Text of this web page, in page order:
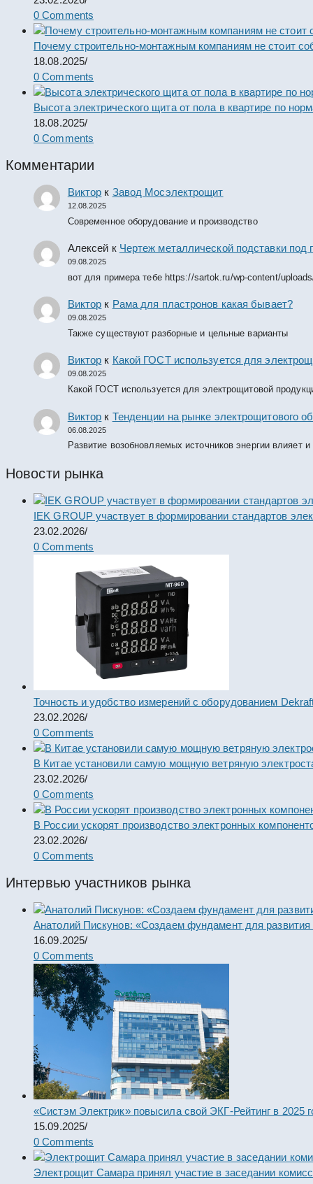
0 Comments
Почему строительно-монтажным компаниям не стоит
18.08.2025/
0 Comments
Высота электрического щита от пола в квартире по
18.08.2025/
0 Comments
Комментарии
Виктор к Завод Мосэлектрощит
12.08.2025
Современное оборудование и производство
Алексей к Чертеж металлической подставки
09.08.2025
вот для примера тебе https://sartok.ru/wp-content/
Виктор к Рама для пластронов какая бывает?
09.08.2025
Также существуют разборные и цельные варианты
Виктор к Какой ГОСТ используется для
09.08.2025
Какой ГОСТ используется для электрощитовой
Виктор к Тенденции на рынке электрощитового
06.08.2025
Развитие возобновляемых источников энергии влияет
Новости рынка
IEK GROUP участвует в формировании стандартов
23.02.2026/
0 Comments
Точность и удобство измерений с оборудованием
23.02.2026/
0 Comments
В Китае установили самую мощную ветряную
23.02.2026/
0 Comments
В России ускорят производство электронных
23.02.2026/
0 Comments
Интервью участников рынка
Анатолий Пискунов: «Создаем фундамент для развития
16.09.2025/
0 Comments
«Систэм Электрик» повысила свой ЭКГ-Рейтинг в 2025
15.09.2025/
0 Comments
Электрощит Самара принял участие в заседании